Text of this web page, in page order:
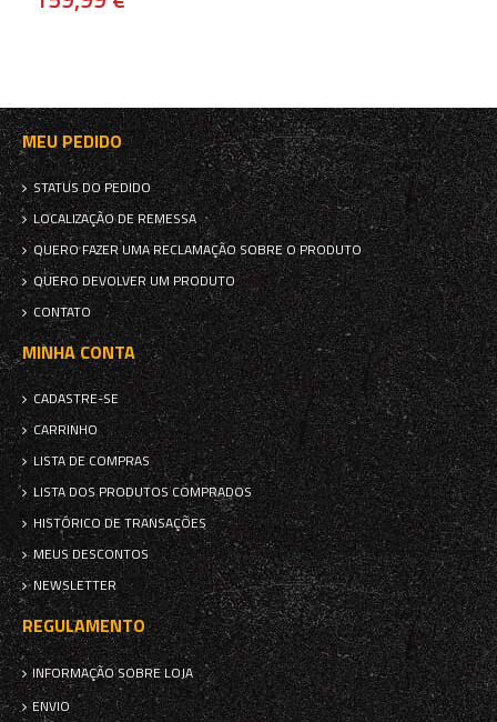
MEU PEDIDO
STATUS DO PEDIDO
LOCALIZAÇÃO DE REMESSA
QUERO FAZER UMA RECLAMAÇÃO SOBRE O PRODUTO
QUERO DEVOLVER UM PRODUTO
CONTATO
MINHA CONTA
CADASTRE-SE
CARRINHO
LISTA DE COMPRAS
LISTA DOS PRODUTOS COMPRADOS
HISTÓRICO DE TRANSAÇÕES
MEUS DESCONTOS
NEWSLETTER
REGULAMENTO
INFORMAÇÃO SOBRE LOJA
ENVIO